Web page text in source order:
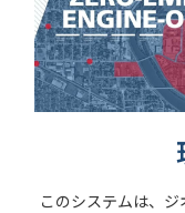
このシステムは、